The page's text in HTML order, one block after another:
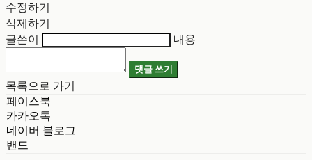
수정하기
삭제하기
글쓴이
내용
댓글 쓰기
목록으로 가기
페이스북
카카오톡
네이버 블로그
밴드